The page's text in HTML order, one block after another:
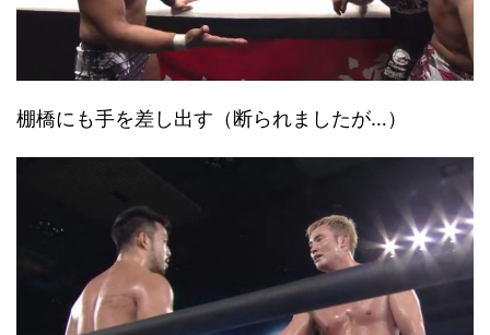
棚橋にも手を差し出す（断られましたが…）